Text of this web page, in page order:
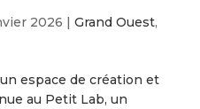
2026 | Grand Ouest,
espace de création et
au Petit Lab, un